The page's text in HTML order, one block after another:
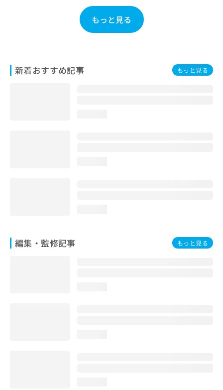
もっと見る
新着おすすめ記事 もっと見る
編集・監修記事 もっと見る
は
こ